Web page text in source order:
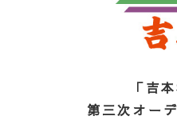
「吉
第三次オー